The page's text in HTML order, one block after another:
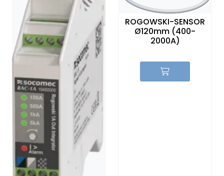
ROGOWSKI-SENSOR
Ø120mm (400-
2000A)
Brytermateriell
Skinnesystem
Montasjemateriell
Sikringer
Leverandører
Nyheter